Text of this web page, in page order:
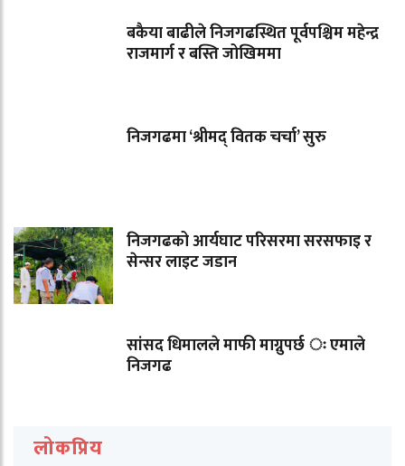
बकैया बाढीले निजगढस्थित पूर्वपश्चिम महेन्द्र
राजमार्ग र बस्ति जोखिममा
निजगढमा ‘श्रीमद् वितक चर्चा’ सुरु
निजगढको आर्यघाट परिसरमा सरसफाइ र
सेन्सर लाइट जडान
सांसद धिमालले माफी माग्नुपर्छ ः एमाले
निजगढ
लोकप्रिय